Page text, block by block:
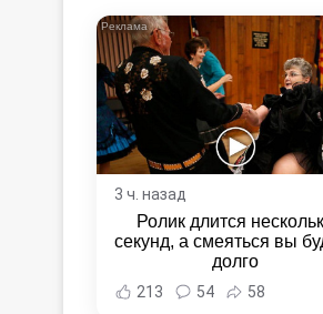
3 ч. назад
Ролик длится
секунд, а смеяться вы
долго
213 54 58